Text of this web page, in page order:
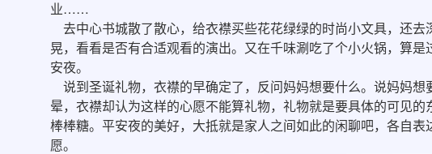
业……
去中心书城散了散心，给衣襟买些花花绿绿的时尚小文具，还去
晃，看看是否有合适观看的演出。又在千味涮吃了个小火锅，算是
安夜。
说到圣诞礼物，衣襟的早确定了，反问妈妈想要什么。说妈妈想
晕，衣襟却认为这样的心愿不能算礼物，礼物就是要具体的可见的
棒棒糖。平安夜的美好，大抵就是家人之间如此的闲聊吧，各自表
愿。